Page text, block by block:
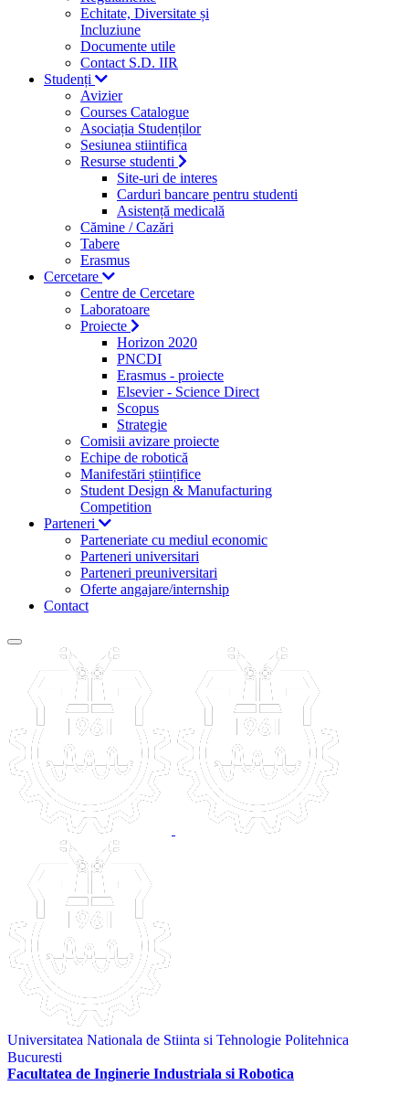
Echitate, Diversitate și
Incluziune
Documente utile
Contact S.D. IIR
Studenți
Avizier
Courses Catalogue
Asociația Studenților
Sesiunea stiintifica
Resurse studenti
Site-uri de interes
Carduri bancare pentru studenti
Asistență medicală
Cămine / Cazări
Tabere
Erasmus
Cercetare
Centre de Cercetare
Laboratoare
Proiecte
Horizon 2020
PNCDI
Erasmus - proiecte
Elsevier - Science Direct
Scopus
Strategie
Comisii avizare proiecte
Echipe de robotică
Manifestări științifice
Student Design & Manufacturing
Competition
Parteneri
Parteneriate cu mediul economic
Parteneri universitari
Parteneri preuniversitari
Oferte angajare/internship
Contact
Universitatea Nationala de Stiinta si Tehnologie Politehnica
Bucuresti
Facultatea de Inginerie Industriala si Robotica